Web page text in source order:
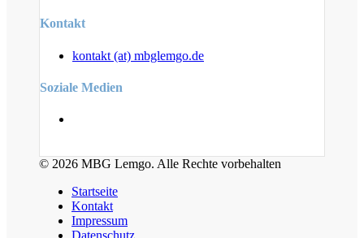
Kontakt
kontakt (at) mbglemgo.de
Soziale Medien
© 2026 MBG Lemgo. Alle Rechte vorbehalten
Startseite
Kontakt
Impressum